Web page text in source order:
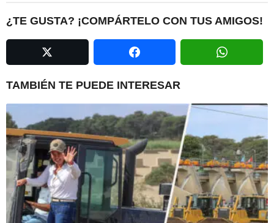
P
i
n
t
i
o
n
¿TE GUSTA? ¡COMPÁRTELO CON TUS AMIGOS!
TAMBIÉN TE PUEDE INTERESAR